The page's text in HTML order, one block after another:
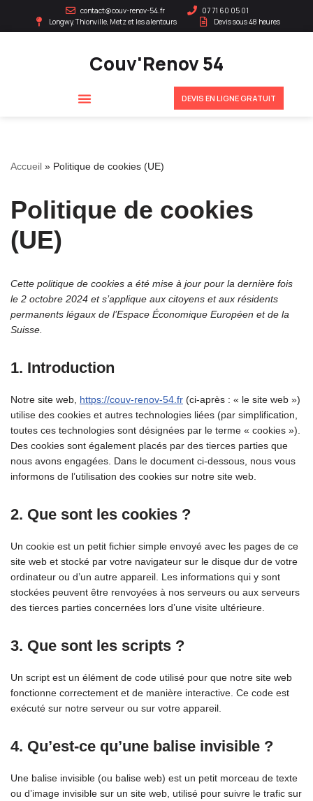
contact@couv-renov-54.fr
07 71 60 05 01
Longwy, Thionville, Metz et les alentours
Devis sous 48 heures
Couv'Renov 54
DEVIS EN LIGNE GRATUIT
Accueil » Politique de cookies (UE)
Politique de cookies
(UE)
Cette politique de cookies a été mise à jour pour la dernière fois
le 2 octobre 2024 et s’applique aux citoyens et aux résidents
permanents légaux de l’Espace Économique Européen et de la
Suisse.
1. Introduction
Notre site web, https://couv-renov-54.fr (ci-après : « le site web »)
utilise des cookies et autres technologies liées (par simplification,
toutes ces technologies sont désignées par le terme « cookies »).
Des cookies sont également placés par des tierces parties que
nous avons engagées. Dans le document ci-dessous, nous vous
informons de l’utilisation des cookies sur notre site web.
2. Que sont les cookies ?
Un cookie est un petit fichier simple envoyé avec les pages de ce
site web et stocké par votre navigateur sur le disque dur de votre
ordinateur ou d’un autre appareil. Les informations qui y sont
stockées peuvent être renvoyées à nos serveurs ou aux serveurs
des tierces parties concernées lors d’une visite ultérieure.
3. Que sont les scripts ?
Un script est un élément de code utilisé pour que notre site web
fonctionne correctement et de manière interactive. Ce code est
exécuté sur notre serveur ou sur votre appareil.
4. Qu’est-ce qu’une balise invisible ?
Une balise invisible (ou balise web) est un petit morceau de texte
ou d’image invisible sur un site web, utilisé pour suivre le trafic sur